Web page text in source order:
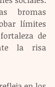
bromas
límites
de
la risa